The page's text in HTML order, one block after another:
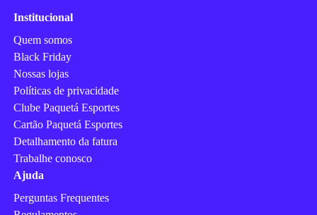
Institucional
Quem somos
Black Friday
Nossas lojas
Políticas de privacidade
Clube Paquetá Esportes
Cartão Paquetá Esportes
Detalhamento da fatura
Trabalhe conosco
Ajuda
Perguntas Frequentes